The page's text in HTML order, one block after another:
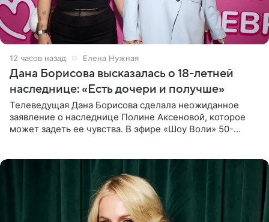
12 часов назад Елена Нужная
Дана Борисова высказалась о 18-летней
наследнице: «Есть дочери и получше»
Телеведущая Дана Борисова сделала неожиданное
заявление о наследнице Полине Аксеновой, которое
может задеть ее чувства. В эфире «Шоу Воли» 50-